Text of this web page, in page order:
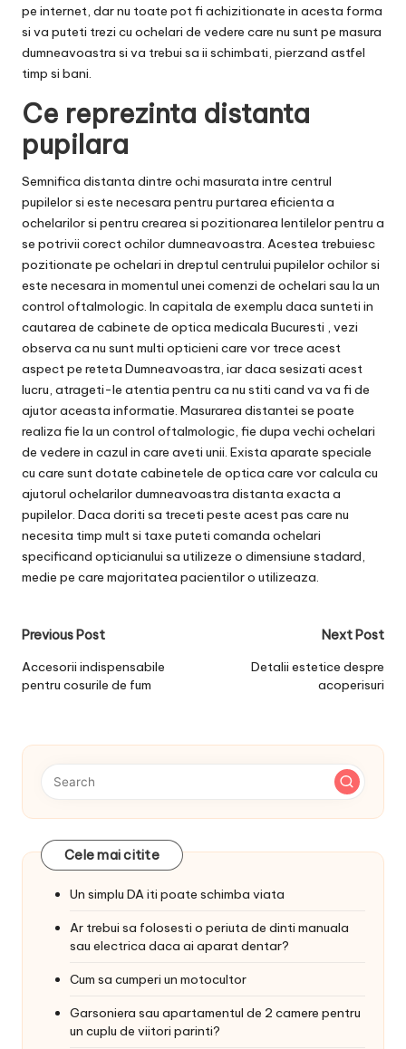
pe internet, dar nu toate pot fi achizitionate in acesta forma
si va puteti trezi cu ochelari de vedere care nu sunt pe masura
dumneavoastra si va trebui sa ii schimbati, pierzand astfel
timp si bani.
Ce reprezinta distanta
pupilara
Semnifica distanta dintre ochi masurata intre centrul
pupilelor si este necesara pentru purtarea eficienta a
ochelarilor si pentru crearea si pozitionarea lentilelor pentru a
se potrivii corect ochilor dumneavoastra. Acestea trebuiesc
pozitionate pe ochelari in dreptul centrului pupilelor ochilor si
este necesara in momentul unei comenzi de ochelari sau la un
control oftalmologic. In capitala de exemplu daca sunteti in
cautarea de cabinete de optica medicala Bucuresti , vezi
observa ca nu sunt multi opticieni care vor trece acest
aspect pe reteta Dumneavoastra, iar daca sesizati acest
lucru, atrageti-le atentia pentru ca nu stiti cand va va fi de
ajutor aceasta informatie. Masurarea distantei se poate
realiza fie la un control oftalmologic, fie dupa vechi ochelari
de vedere in cazul in care aveti unii. Exista aparate speciale
cu care sunt dotate cabinetele de optica care vor calcula cu
ajutorul ochelarilor dumneavoastra distanta exacta a
pupilelor. Daca doriti sa treceti peste acest pas care nu
necesita timp mult si taxe puteti comanda ochelari
specificand opticianului sa utilizeze o dimensiune stadard,
medie pe care majoritatea pacientilor o utilizeaza.
Post
navigation
Previous Post
Accesorii indispensabile
pentru cosurile de fum
Next Post
Detalii estetice despre
acoperisuri
Cele mai citite
Un simplu DA iti poate schimba viata
Ar trebui sa folosesti o periuta de dinti manuala
sau electrica daca ai aparat dentar?
Cum sa cumperi un motocultor
Garsoniera sau apartamentul de 2 camere pentru
un cuplu de viitori parinti?